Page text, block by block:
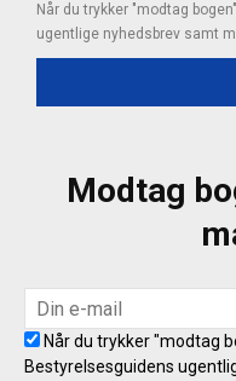
Når du trykker "modtag
ugentlige nyhedsbrev samt
Modtag
Når du trykker "modtag
Bestyrelsesguidens